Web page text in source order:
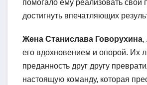
помогало ему реализовать свой
достигнуть впечатляющих
Жена Станислава Говорухина,
его вдохновением и опорой. Их
преданность друг другу
настоящую команду, которая